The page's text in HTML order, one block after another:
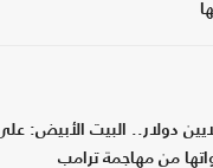
5 ملايين دولار.. البيت الأبيض:
من مهاجمة ترامب